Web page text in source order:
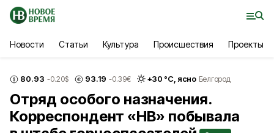
Новости Статьи Культура Происшествия Проекты
80.93 -0.20$ 93.19 -0.39€ +30 °С, ясно Белгород
Отряд особого назначения.
Корреспондент «НВ» побывала